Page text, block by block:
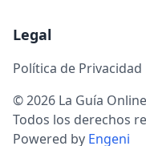
Legal
Política de Privacidad
© 2026 La Guía
Todos los derechos
Powered by Engeni